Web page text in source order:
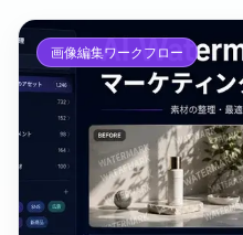
画像編集ワークフロー